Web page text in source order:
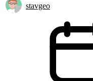
stavgeo